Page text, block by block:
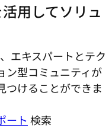
用してソリュ
エキスパートとテク
ン型コミ​ュニティが
つけることができま
ート 検索